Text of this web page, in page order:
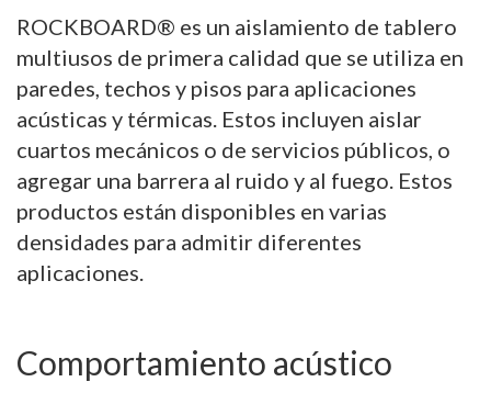
ROCKBOARD® es un aislamiento de tablero
multiusos de primera calidad que se utiliza en
paredes, techos y pisos para aplicaciones
acústicas y térmicas. Estos incluyen aislar
cuartos mecánicos o de servicios públicos, o
agregar una barrera al ruido y al fuego. Estos
productos están disponibles en varias
densidades para admitir diferentes
aplicaciones.
Comportamiento acústico